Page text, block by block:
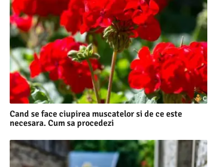
Cand se face ciupirea muscatelor si de ce este
necesara. Cum sa procedezi